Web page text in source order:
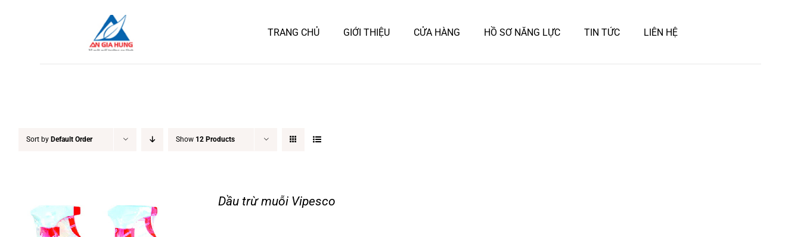
TRANG CHỦ GIỚI THIỆU CỬA HÀNG HỒ SƠ NĂNG LỰC TIN TỨC LIÊN HỆ
Sort by Default Order Show 12 Products
Dầu trừ muỗi Vipesco